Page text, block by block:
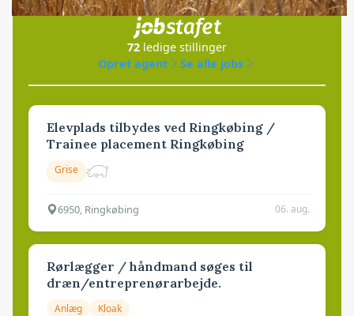
i samarbejde med
72 ledige stillinger
Opret agent
Se alle jobs
Elevplads tilbydes ved Ringkøbing /
Trainee placement Ringkøbing
Grise
6950, Ringkøbing 06. aug.
Rørlægger / håndmand søges til
dræn/entreprenørarbejde.
Anlæg Kloak